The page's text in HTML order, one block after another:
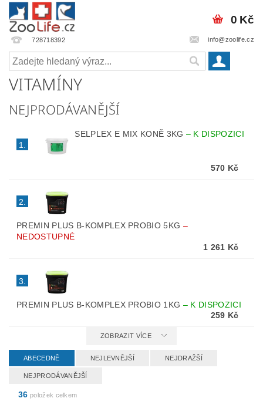
728718392 info@zoolife.cz
0 Kč
VITAMÍNY
NEJPRODÁVANĚJŠÍ
1.
SELPLEX E MIX KONĚ 3KG – K DISPOZICI
570 Kč
2.
PREMIN PLUS B-KOMPLEX PROBIO 5KG –
NEDOSTUPNÉ
1 261 Kč
3.
PREMIN PLUS B-KOMPLEX PROBIO 1KG – K DISPOZICI
259 Kč
ZOBRAZIT VÍCE
ABECEDNĚ NEJLEVNĚJŠÍ NEJDRAŽŠÍ
NEJPRODÁVANĚJŠÍ
36 položek celkem